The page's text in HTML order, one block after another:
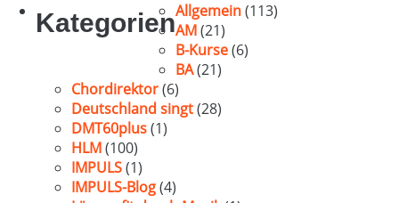
KategorienAllgemein(113)
AM(21)
B-Kurse(6)
BA(21)
Chordirektor(6)
Deutschland singt(28)
DMT60plus(1)
HLM(100)
IMPULS(1)
IMPULS-Blog(4)